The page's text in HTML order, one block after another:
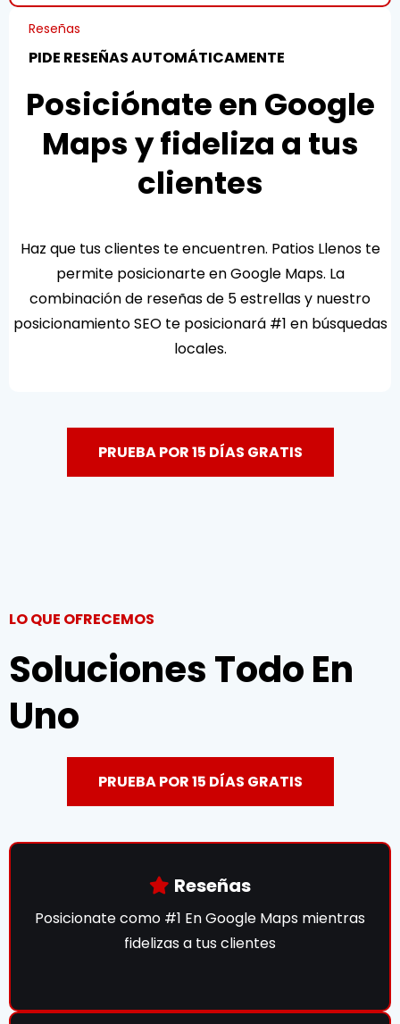
Reseñas
PIDE RESEÑAS AUTOMÁTICAMENTE
Posiciónate en Google
Maps y fideliza a tus
clientes
Haz que tus clientes te encuentren. Patios Llenos te
permite posicionarte en Google Maps. La
combinación de reseñas de 5 estrellas y nuestro
posicionamiento SEO te posicionará #1 en búsquedas
locales.
PRUEBA POR 15 DÍAS GRATIS
LO QUE OFRECEMOS
Soluciones Todo En
Uno
PRUEBA POR 15 DÍAS GRATIS
Reseñas
Posicionate como #1 En Google Maps mientras
fidelizas a tus clientes